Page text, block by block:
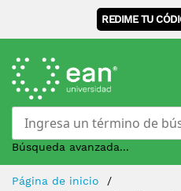
REDIME TU
Búsqueda avanzada...
Skip
Página de inicio